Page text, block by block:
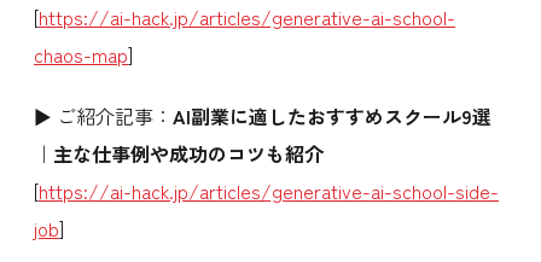
[https://ai-hack.jp/articles/generative-ai-school-
chaos-map]
▶ ご紹介記事： AI副業に適したおすすめスクール9選
｜主な仕事例や成功のコツも紹介
[https://ai-hack.jp/articles/generative-ai-school-side-
job]